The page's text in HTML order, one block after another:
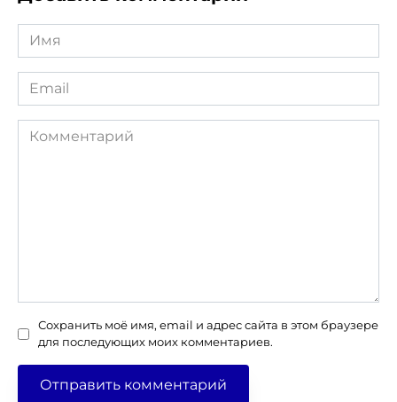
Имя
*
Email
*
Комментарий
Сохранить моё имя, email и адрес сайта в этом браузере
для последующих моих комментариев.